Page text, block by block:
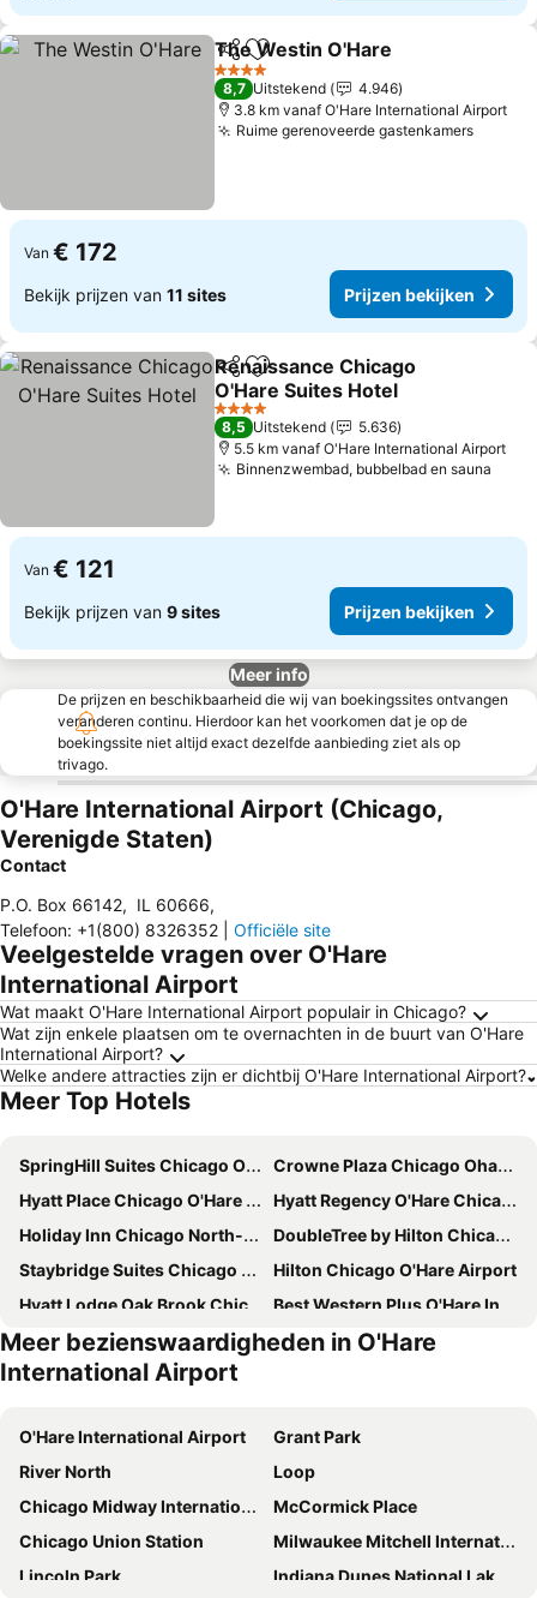
DelenToevoegen aan favorieten
The Westin O'Hare
4 Sterren
8,7 Uitstekend
4.946
3.8 km vanaf O'Hare International Airport
Ruime gerenoveerde gastenkamers
Van € 172
Bekijk prijzen van 11 sites Prijzen bekijken
DelenToevoegen aan favorieten
Renaissance Chicago
O'Hare Suites Hotel
Prijzen bekijken
4 Sterren
8,5 Uitstekend
5.636
5.5 km vanaf O'Hare International Airport
Binnenzwembad, bubbelbad en sauna
Van € 121
Bekijk prijzen van 9 sites Prijzen bekijken
Meer info
De prijzen en beschikbaarheid die wij van boekingssites ontvangen
veranderen continu. Hierdoor kan het voorkomen dat je op de
boekingssite niet altijd exact dezelfde aanbieding ziet als op
trivago.
O'Hare International Airport (Chicago,
Verenigde Staten)
Contact
P.O. Box 66142, IL 60666,
Telefoon: +1(800) 8326352 Officiële site
Veelgestelde vragen over O'Hare
International Airport
Wat maakt O'Hare International Airport populair in Chicago?
Wat zijn enkele plaatsen om te overnachten in de buurt van O'Hare
International Airport?
Welke andere attracties zijn er dichtbij O'Hare International Airport?
Meer Top Hotels
SpringHill Suites Chicago O'Hare
Crowne Plaza Chicago Ohare Hotel & Conf Ctr By Ihg
Hyatt Place Chicago O'Hare Airport
Hyatt Regency O'Hare Chicago
Holiday Inn Chicago North-evanston By Ihg
DoubleTree by Hilton Chicago O'Hare Airport - Rosemont
Staybridge Suites Chicago -- Glenview by IHG
Hilton Chicago O'Hare Airport
Hyatt Lodge Oak Brook Chicago
Best Western Plus O'Hare International South Hotel
Motel 6 Elk Grove Village, IL
Super 8 by Wyndham Deerfield/Northbrook
Wyndham Chicago O'Hare
O'Hare Inn & Suites
Hampton Inn & Suites Chicago-North Shore/Skokie
Embassy Suites by Hilton Chicago O'Hare Rosemont
La Quinta by Wyndham Chicago O'Hare Airport
Courtyard Chicago Wood Dale/Itasca
Holiday Inn Chicago Ohare - Rosemont By Ihg
Comfort Suites Chicago O'Hare Airport
Hyatt Regency Deerfield
Super 8 by Wyndham Chicago/Rosemont/O'Hare/SE
Sheraton Suites Chicago O'Hare
Meer bezienswaardigheden in O'Hare
International Airport
O'Hare International Airport
Grant Park
River North
Loop
Chicago Midway International Airport
McCormick Place
Chicago Union Station
Milwaukee Mitchell International Airport
Lincoln Park
Indiana Dunes National Lakeshore